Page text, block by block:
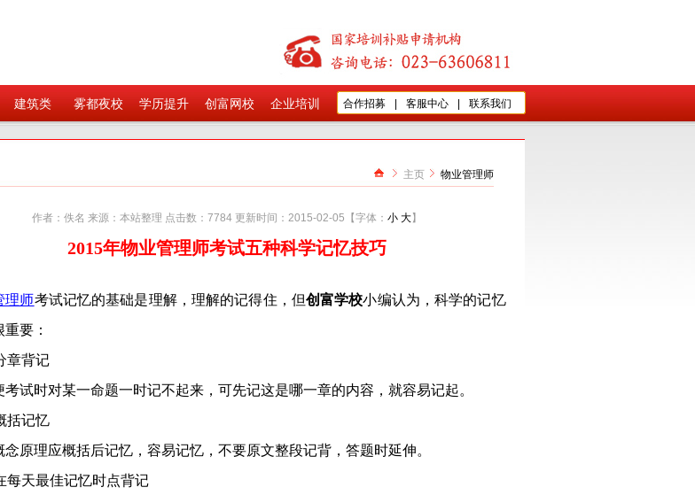
建筑类 雾都夜校 学历提升 创富网校 企业培训 合作招募 客服中心 联系我们
主页 物业管理师
作者：佚名 来源：本站整理 点击数：7784 更新时间：2015-02-05【字体： 小 大】
2015年物业管理师考试五种科学记忆技巧
理师考试记忆的基础是理解，理解的记得住，但创富学校小编认为，科学的记忆
要：
背记
时对某一命题一时记不起来，可先记这是哪一章的内容，就容易记起。
记忆
理应概括后记忆，容易记忆，不要原文整段记背，答题时延伸。
天最佳记忆时点背记